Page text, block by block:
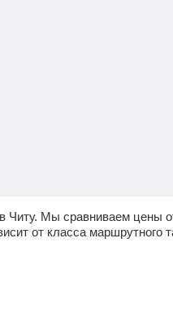
Читу. Мы сравниваем цены
от класса маршрутного